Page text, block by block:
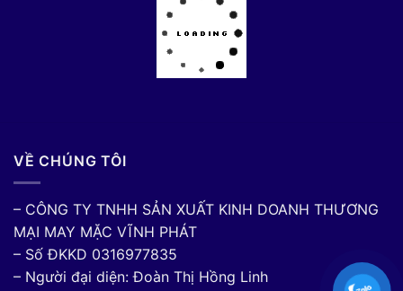
VỀ CHÚNG TÔI
– CÔNG TY TNHH SẢN XUẤT KINH DOANH THƯƠNG
MẠI MAY MẶC VĨNH PHÁT
– Số ĐKKD 0316977835
– Người đại diện: Đoàn Thị Hồng Linh